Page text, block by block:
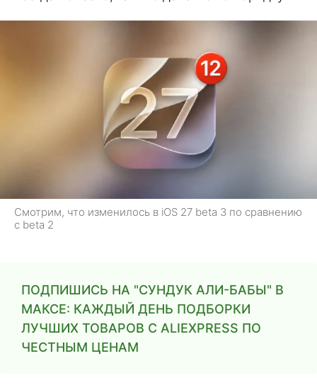
Смотрим, что изменилось в iOS 27 beta 3 по сравнению
с beta 2
ПОДПИШИСЬ НА "СУНДУК АЛИ-БАБЫ" В
МАКСЕ: КАЖДЫЙ ДЕНЬ ПОДБОРКИ
ЛУЧШИХ ТОВАРОВ С ALIEXPRESS ПО
ЧЕСТНЫМ ЦЕНАМ